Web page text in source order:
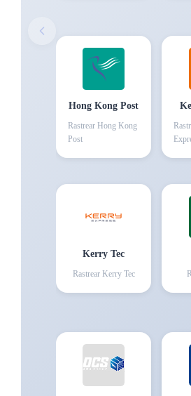
Hong Kong Post
Rastrear Hong Kong
Post
Kerry Tec
Rastrear Kerry Tec